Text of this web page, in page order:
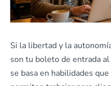
Si la libertad y la
son tu boleto de entrada
se basa en habilidades